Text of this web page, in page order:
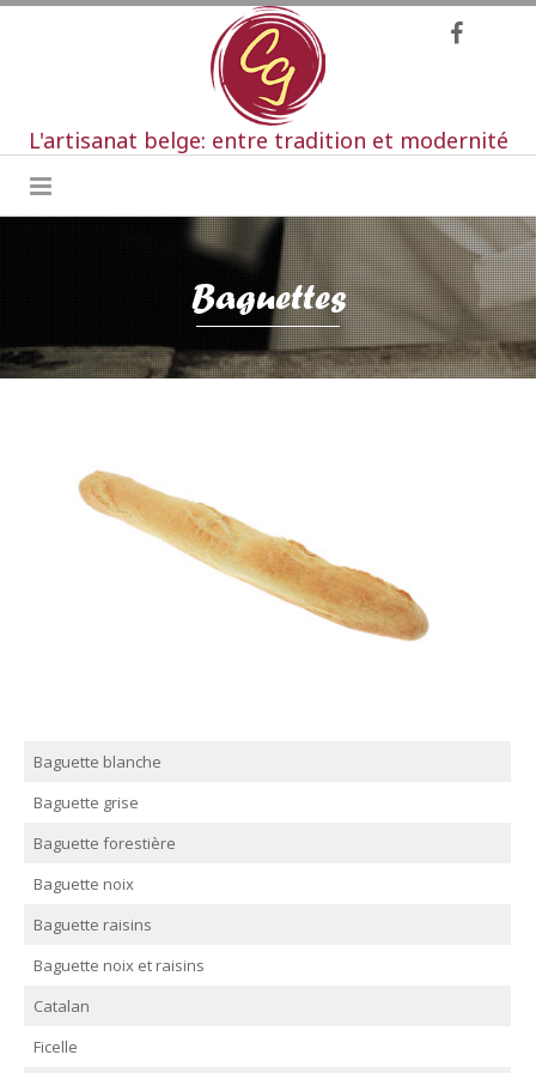
L'artisanat belge: entre tradition et modernité
Baguettes
Baguette blanche
Baguette grise
Baguette forestière
Baguette noix
Baguette raisins
Baguette noix et raisins
Catalan
Ficelle